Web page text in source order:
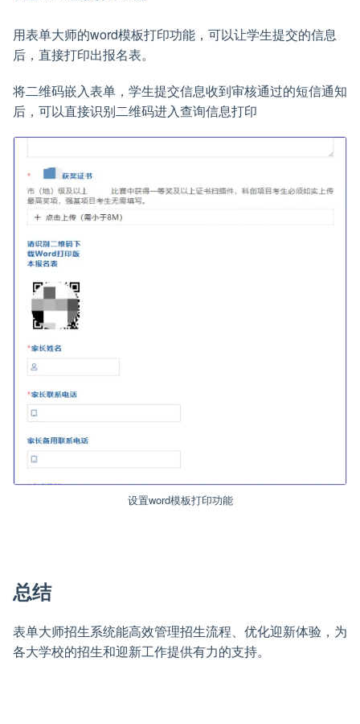
用表单大师的word模板打印功能，可以让学生提交的信息
后，直接打印出报名表。
将二维码嵌入表单，学生提交信息收到审核通过的短信通知
后，可以直接识别二维码进入查询信息打印
设置word模板打印功能
总结
表单大师招生系统能高效管理招生流程、优化迎新体验，为
各大学校的招生和迎新工作提供有力的支持。